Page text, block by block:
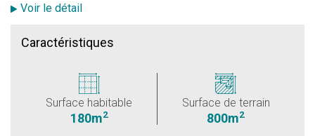
Voir le détail
Caractéristiques
Surface habitable
180m2
Surface de terrain
800m2